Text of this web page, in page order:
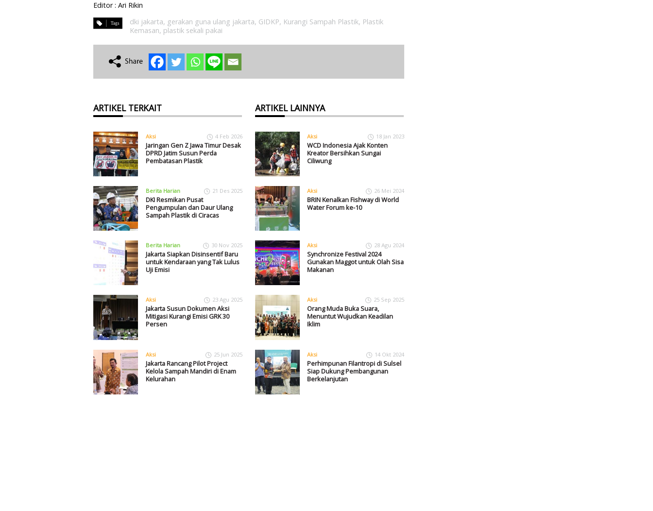
Editor : Ari Rikin
dki jakarta, gerakan guna ulang jakarta, GIDKP, Kurangi Sampah Plastik, Plastik
Kemasan, plastik sekali pakai
ARTIKEL TERKAIT
Aksi 4 Feb 2026
Jaringan Gen Z Jawa Timur Desak
DPRD Jatim Susun Perda
Pembatasan Plastik
Berita Harian 21 Des 2025
DKI Resmikan Pusat
Pengumpulan dan Daur Ulang
Sampah Plastik di Ciracas
Berita Harian 30 Nov 2025
Jakarta Siapkan Disinsentif Baru
untuk Kendaraan yang Tak Lulus
Uji Emisi
Aksi 23 Agu 2025
Jakarta Susun Dokumen Aksi
Mitigasi Kurangi Emisi GRK 30
Persen
Aksi 25 Jun 2025
Jakarta Rancang Pilot Project
Kelola Sampah Mandiri di Enam
Kelurahan
ARTIKEL LAINNYA
Aksi 18 Jan 2023
WCD Indonesia Ajak Konten
Kreator Bersihkan Sungai
Ciliwung
Aksi 26 Mei 2024
BRIN Kenalkan Fishway di World
Water Forum ke-10
Aksi 28 Agu 2024
Synchronize Festival 2024
Gunakan Maggot untuk Olah Sisa
Makanan
Aksi 25 Sep 2025
Orang Muda Buka Suara,
Menuntut Wujudkan Keadilan
Iklim
Aksi 14 Okt 2024
Perhimpunan Filantropi di Sulsel
Siap Dukung Pembangunan
Berkelanjutan